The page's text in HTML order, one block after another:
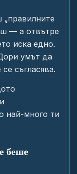
— а отвътре
иска едно.
умът да
съгласява.
най-много ти
беше